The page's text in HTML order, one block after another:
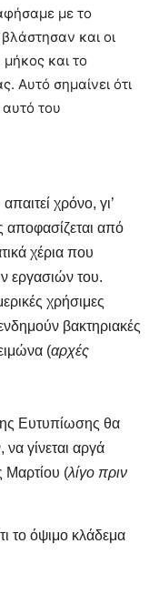
με το
και οι
και το
Αυτό σημαίνει ότι
αυτό του
χρόνο, γι’
από
χέρια που
εργασιών του.
χρήσιμες
βακτηριακές
(αρχές
Ευτυπίωσης θα
να γίνεται αργά
Μαρτίου (λίγο πριν
το όψιμο κλάδεμα